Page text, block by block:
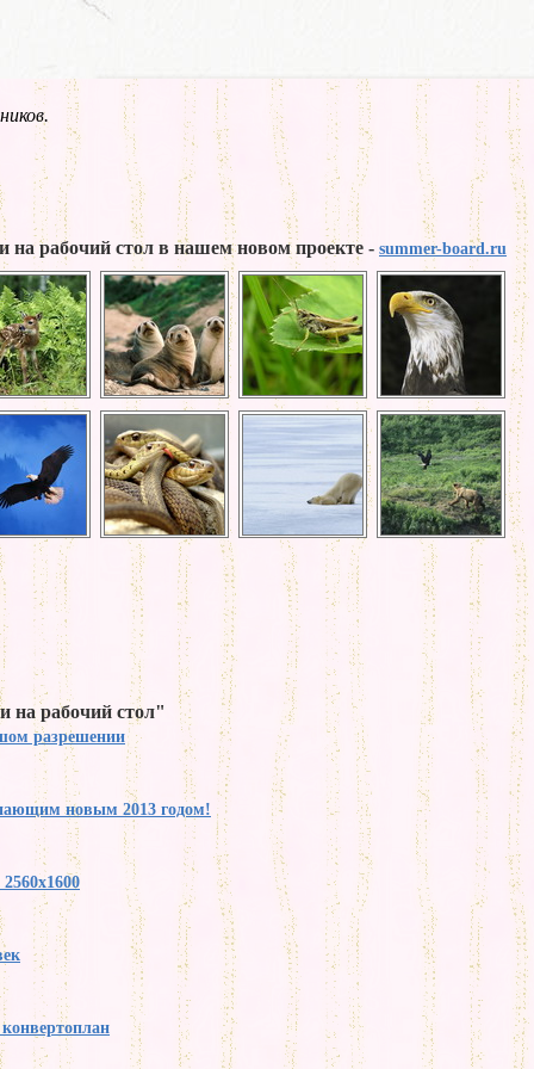
на рабочий стол в нашем новом проекте - summer-board.ru
на рабочий стол"
разрешении
новым 2013 годом!